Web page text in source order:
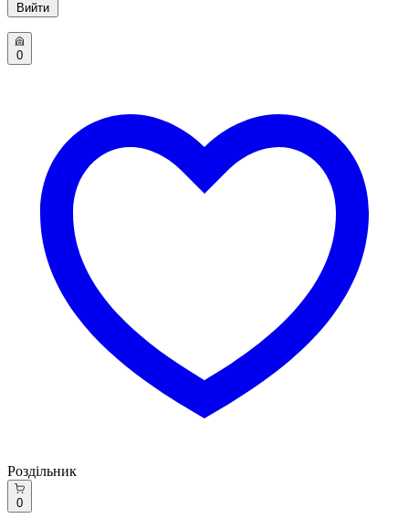
Вийти
0
Роздільник
0